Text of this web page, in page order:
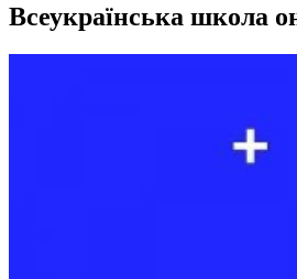
Всеукраїнська школа